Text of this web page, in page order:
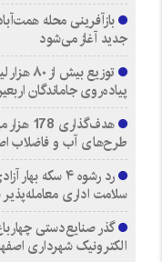
جدید آغاز می‌شود
توزیع
پیاده‌روی جاماندگان
طرح‌های آب و فاضلاب
رد رشوه ۴
سلامت اداری
گذر صنایع‌دستی
الکترونیک شهرداری